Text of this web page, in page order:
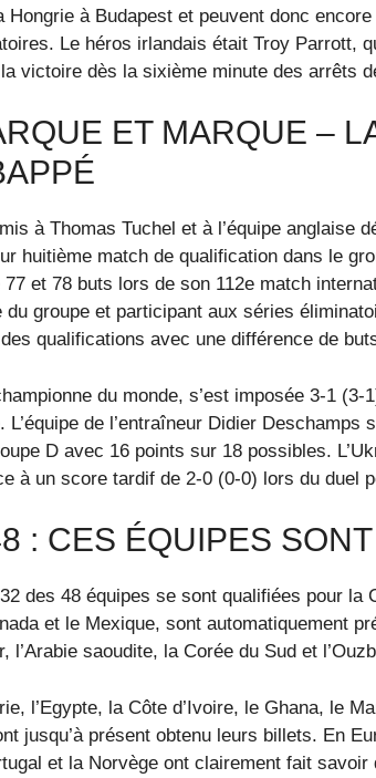
Hongrie à Budapest et peuvent donc
Le héros irlandais était Troy Parrott,
victoire dès la sixième minute des arrêts
ET MARQUE –
à Thomas Tuchel et à l’équipe anglaise
huitième match de qualification dans le
77 et 78 buts lors de son 112e match
du groupe et participant aux séries
qualifications avec une différence de
du monde, s’est imposée 3-1
L’équipe de l’entraîneur Didier Deschamps
D avec 16 points sur 18 possibles.
à un score tardif de 2-0 (0-0) lors du duel
: CES ÉQUIPES
des 48 équipes se sont qualifiées pour
et le Mexique, sont automatiquement
l’Arabie saoudite, la Corée du Sud et
l’Egypte, la Côte d’Ivoire, le Ghana, le
jusqu’à présent obtenu leurs billets. En
et la Norvège ont clairement fait